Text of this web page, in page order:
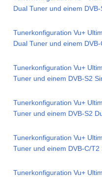
Dual Tuner und einem
Tunerkonfiguration Vu+
Dual Tuner und einem
Tunerkonfiguration Vu+
Tuner und einem DVB-S2
Tunerkonfiguration Vu+
Tuner und einem DVB-S2
Tunerkonfiguration Vu+
Tuner und einem DVB-C/T2
Tunerkonfiguration Vu+